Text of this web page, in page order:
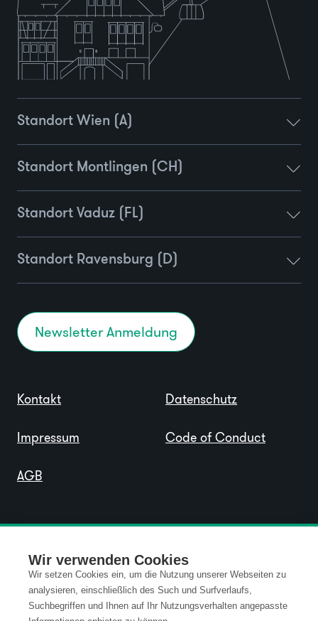
Wir verwenden Cookies
Wir setzen Cookies ein, um die Nutzung unserer Webseiten zu
analysieren, einschließlich des Such und Surfverlaufs,
Suchbegriffen und Ihnen auf Ihr Nutzungsverhalten angepasste
Standort Wien (A)
Standort Montlingen (CH)
Standort Vaduz (FL)
Standort Ravensburg (D)
Newsletter Anmeldung
Kontakt
Impressum
AGB
Datenschutz
Code of Conduct